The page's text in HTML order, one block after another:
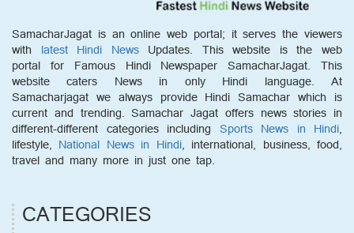
SamacharJagat is an online web portal; it serves the viewers
with latest Hindi NewsUpdates. This website is the web
portal for Famous Hindi Newspaper SamacharJagat. This
website caters News in only Hindi language. At
Samacharjagat we always provide Hindi Samachar which is
current and trending. Samachar Jagat offers news stories in
different-different categories including Sports News in Hindi,
lifestyle, National News in Hindi, international, business, food,
travel and many more in just one tap.
CATEGORIES